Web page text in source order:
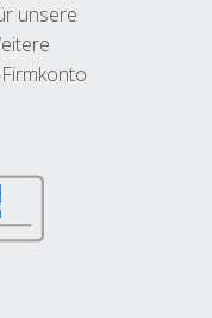
unsere